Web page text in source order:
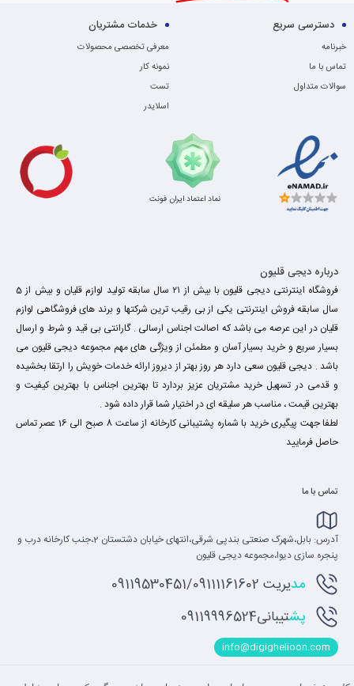
دسترسی سریع
خبرنامه
تماس با ما
سوالات متداول
خدمات مشتریان
معرفی تخصصی محصولات
نمونه کار
تست
اسلایدر
نماد اعتماد ایران فونت
درباره دیجی قلیون
فروشگاه اینترنتی دیجی قلیون با بیش از ۲۱ سال سابقه تولید لوازم قلیان و بیش از 5
سال سابقه فروش اینترنتی یکی از بی رقیب ترین شرکتها و برند های فروشگاهی لوازم
قلیان در این عرصه می باشد که اصالت اجناس ارسالی . گارانتی بی قید و شرط و ارسال
بسیار سریع و خرید بسیار آسان و مطمئن از ویژگی های مهم مجموعه دیجی قلیون می
باشد . دیجی قلیون سعی دارد هر روز بهتر از دیروز ارائه خدمات خویش را ارتقا بخشیده
و قدمی در تسهیل خرید مشتریان عزیز بردارد تا بهترین اجناس با بهترین کیفیت و
بهترین قیمت ، مناسب هر سلیقه ای در اختیار شما قرار داده شود .
لطفا جهت پیگیری خرید با شماره پشتیبانی کارخانه از ساعت 8 صبح الی 16 عصر تماس
حاصل فرمایید
تماس با ما
آدرس: بابل،شهرک صنعتی بندپی شرقی،انتهای خیابان دشتستان 2،جنب کارخانه درب و
پنجره سازی دیوا،مجموعه دیجی قلیون
مدیریت 09119530451/09111161602
پشتیبانی09119996524
info@digighelioon.com